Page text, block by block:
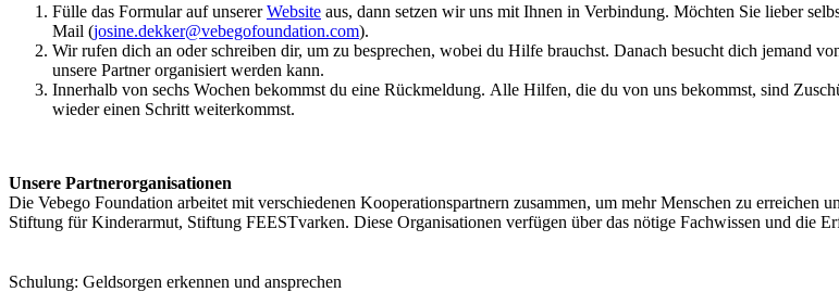
Fülle das Formular auf unsererWebsite aus, dann setzen wir uns mit Ihnen in Verbindung. Möchten Sie lieber
Mail (josine.dekker@vebegofoundation.com).
Wir rufen dich an oder schreiben dir, um zu besprechen, wobei du Hilfe brauchst. Danach besucht dich jemand
unsere Partner organisiert werden kann.
Innerhalb von sechs Wochen bekommst du eine Rückmeldung. Alle Hilfen, die du von uns bekommst, sind
wieder einen Schritt weiterkommst.
Unsere Partnerorganisationen
Die Vebego Foundation arbeitet mit verschiedenen Kooperationspartnern zusammen, um mehr Menschen zu
Stiftung für Kinderarmut, Stiftung FEESTvarken. Diese Organisationen verfügen über das nötige Fachwissen und die
Schulung: Geldsorgen erkennen und ansprechen